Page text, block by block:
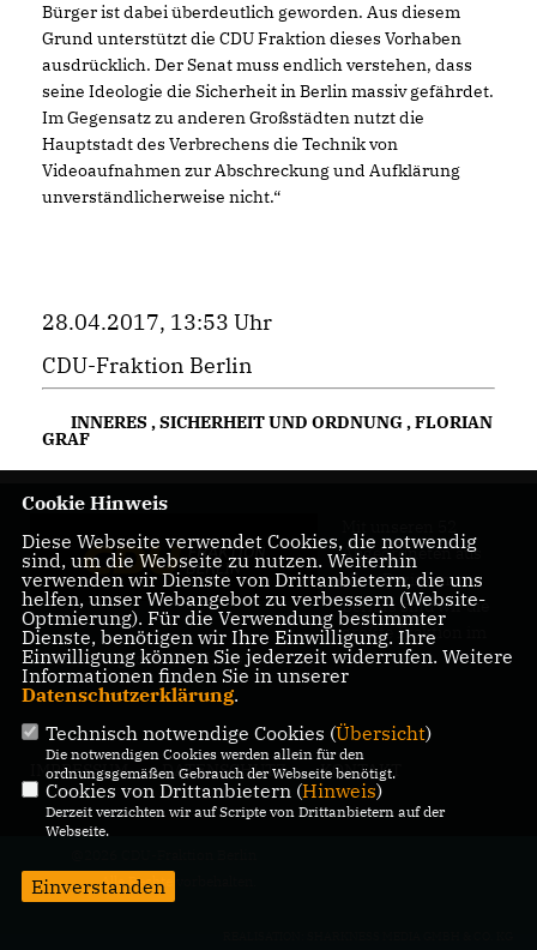
Bürger ist dabei überdeutlich geworden. Aus diesem
Grund unterstützt die CDU Fraktion dieses Vorhaben
ausdrücklich. Der Senat muss endlich verstehen, dass
seine Ideologie die Sicherheit in Berlin massiv gefährdet.
Im Gegensatz zu anderen Großstädten nutzt die
Hauptstadt des Verbrechens die Technik von
Videoaufnahmen zur Abschreckung und Aufklärung
unverständlicherweise nicht.“
28.04.2017, 13:53 Uhr
CDU-Fraktion Berlin
INNERES ,SICHERHEIT UND ORDNUNG,FLORIAN
GRAF
Abgeordneten aus
allen Bezirken
Berlins sind wir die
größte Fraktion im
Berliner Abgeordnetenhaus.
IMPRESSUM DATENSCHUTZ KONTAKT
Alle Rechte vorbehalten.
Cookie Hinweis
Diese Webseite verwendet Cookies, die notwendig
sind, um die Webseite zu nutzen. Weiterhin
verwenden wir Dienste von Drittanbietern, die uns
helfen, unser Webangebot zu verbessern (Website-
Optmierung). Für die Verwendung bestimmter
Dienste, benötigen wir Ihre Einwilligung. Ihre
Einwilligung können Sie jederzeit widerrufen. Weitere
Informationen finden Sie in unserer
Datenschutzerklärung.
Technisch notwendige Cookies (Übersicht)
Die notwendigen Cookies werden allein für den
ordnungsgemäßen Gebrauch der Webseite benötigt.
Cookies von Drittanbietern (Hinweis)
Derzeit verzichten wir auf Scripte von Drittanbietern auf der
Webseite.
Einverstanden